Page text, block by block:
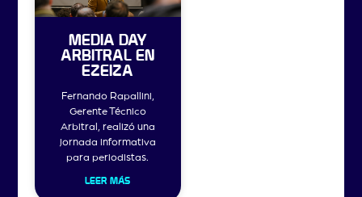
MEDIA DAY
ARBITRAL EN
EZEIZA
Fernando Rapallini,
Gerente Técnico
Arbitral, realizó una
jornada informativa
para periodistas.
LEER MÁS